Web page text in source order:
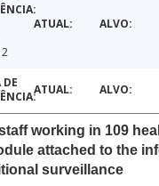
working in 109
attached to the
surveillance